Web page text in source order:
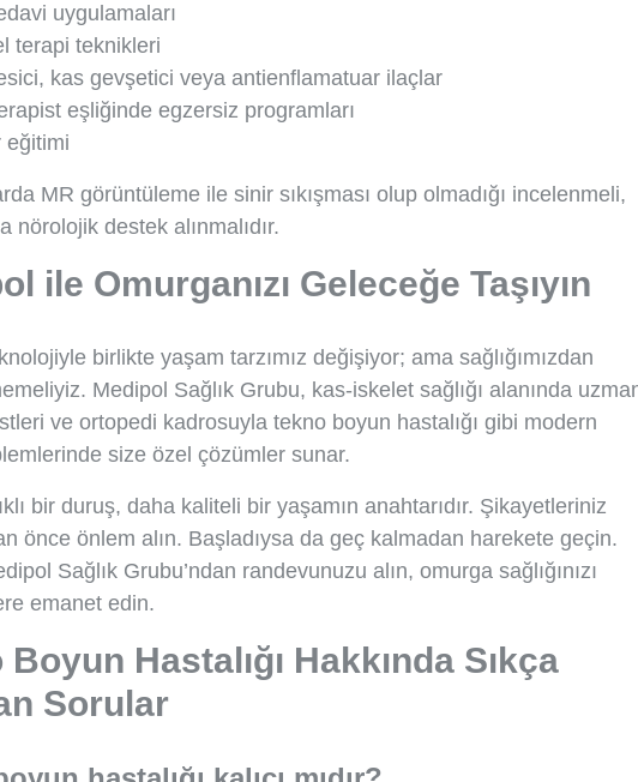
uygulamaları
terapi teknikleri
kas gevşetici veya antienflamatuar ilaçlar
eşliğinde egzersiz programları
eğitimi
MR görüntüleme ile sinir sıkışması olup olmadığı incelenmeli,
nörolojik destek alınmalıdır.
ile Omurganızı Geleceğe Taşıyın
birlikte yaşam tarzımız değişiyor; ama sağlığımızdan
Medipol Sağlık Grubu, kas-iskelet sağlığı alanında
ve ortopedi kadrosuyla tekno boyun hastalığı gibi modern
size özel çözümler sunar.
bir duruş, daha kaliteli bir yaşamın anahtarıdır. Şikayetleriniz
önce önlem alın. Başladıysa da geç kalmadan harekete geçin.
Sağlık Grubu’ndan randevunuzu alın, omurga sağlığınızı
emanet edin.
Hastalığı Hakkında Sıkça
Sorular